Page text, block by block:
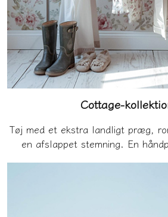
Cottage-
Tøj med et ekstra landligt præg,
en afslappet stemning. En